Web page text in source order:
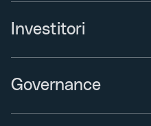
Investitori
Governance